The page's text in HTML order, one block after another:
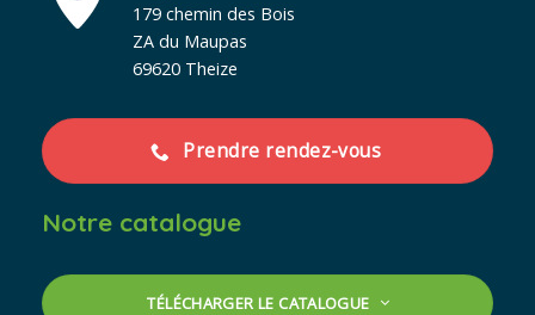
179 chemin des Bois
ZA du Maupas
69620 Theize
Prendre rendez-vous
Notre catalogue
TÉLÉCHARGER LE CATALOGUE